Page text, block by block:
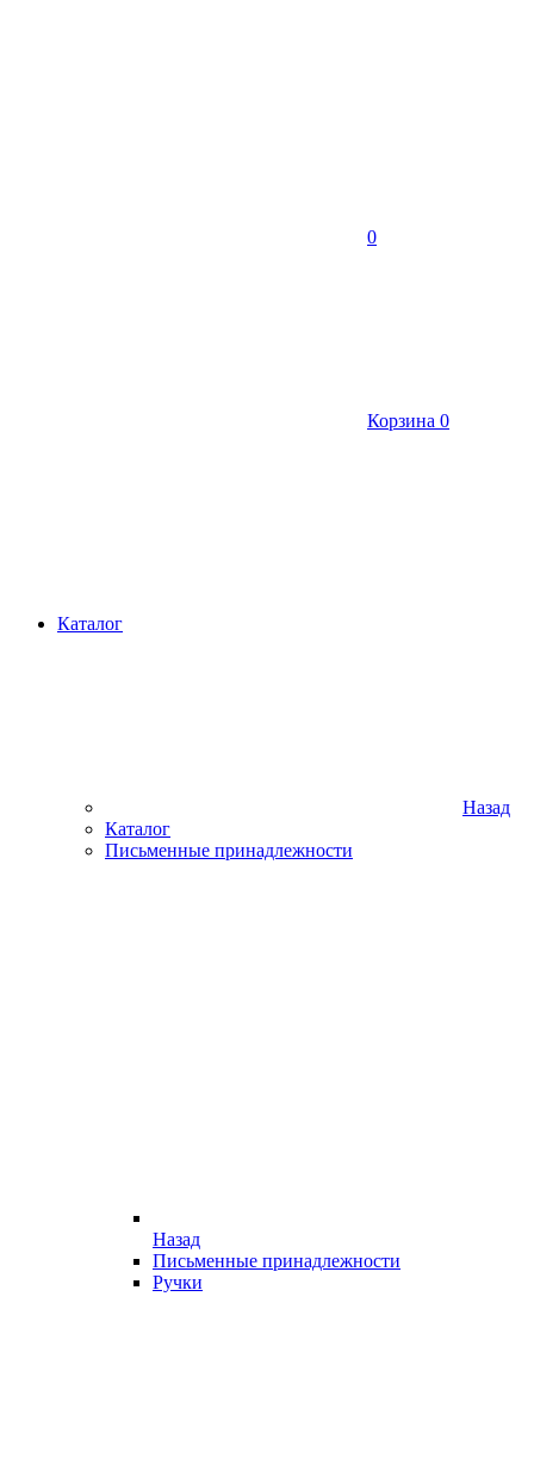
0
Корзина 0
Каталог
Назад
Каталог
Письменные принадлежности
Назад
Письменные принадлежности
Ручки